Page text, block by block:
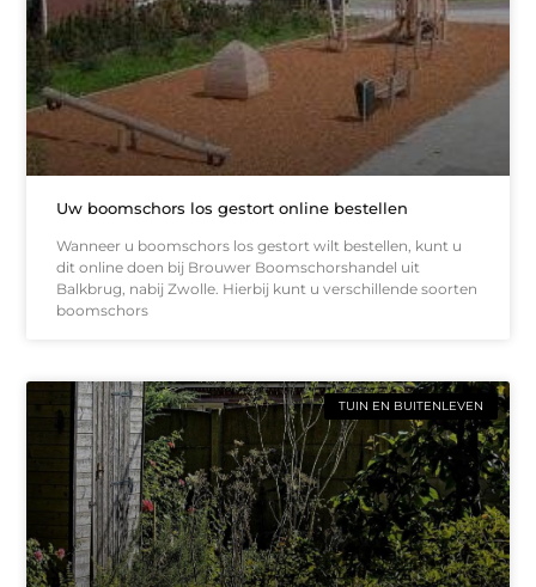
Uw boomschors los gestort online bestellen
Wanneer u boomschors los gestort wilt bestellen, kunt u
dit online doen bij Brouwer Boomschorshandel uit
Balkbrug, nabij Zwolle. Hierbij kunt u verschillende soorten
boomschors
TUIN EN BUITENLEVEN